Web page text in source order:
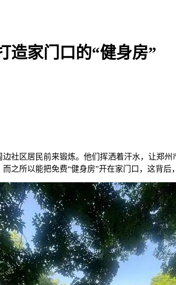
造家门口的“健身房”
社区居民前来锻炼。他们挥洒着汗水，让郑
之所以能把免费“健身房”开在家门口，这背后